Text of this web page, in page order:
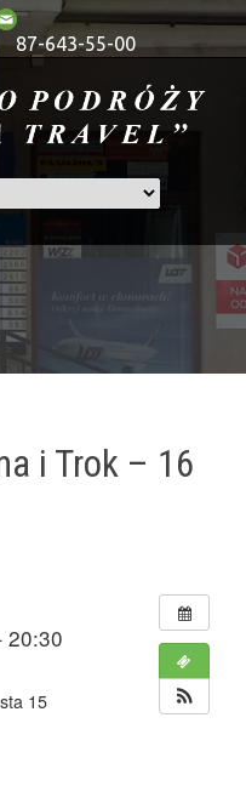
87-643-55-00
i Trok – 16
20:30
15